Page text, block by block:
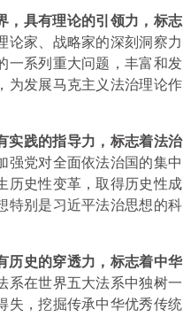
具有理论的引领力，标志
论家、战略家的深刻洞察力
一系列重大问题，丰富和发
为发展马克主义法治理论作
践的指导力，标志着法治
强党对全面依法治国的集中
历史性变革，取得历史性成
特别是习近平法治思想的科
史的穿透力，标志着中华
系在世界五大法系中独树一
失，挖掘传承中华优秀传统